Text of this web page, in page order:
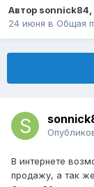
Автор sonnick84,
24 июня в Общая
В интернете
продажу, а так